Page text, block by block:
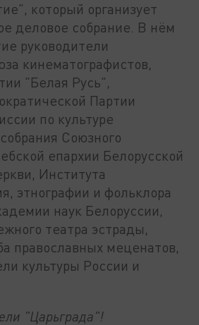
который организует
деловое собрание. В нём
руководители
кинематографистов,
"Белая Русь",
Партии
по культуре
Союзного
епархии Белорусской
Института
этнографии и фольклора
наук Белоруссии,
театра эстрады,
православных меценатов,
культуры России и
"Царьграда"!